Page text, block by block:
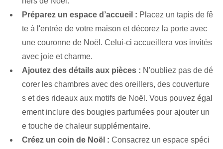
Préparez un espace d’accueil : Placez un tapis de fê
te à l'entrée de votre maison et décorez la porte avec
une couronne de Noël. Celui-ci accueillera vos invités
avec joie et charme.
Ajoutez des détails aux pièces : N'oubliez pas de dé
corer les chambres avec des oreillers, des couverture
s et des rideaux aux motifs de Noël. Vous pouvez égal
ement inclure des bougies parfumées pour ajouter un
e touche de chaleur supplémentaire.
Créez un coin de Noël : Consacrez un espace spéci